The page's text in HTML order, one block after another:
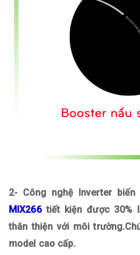
2- Công nghệ Inverter
MIX266tiết kiện được 30%
thân thiện với môi
model cao cấp.